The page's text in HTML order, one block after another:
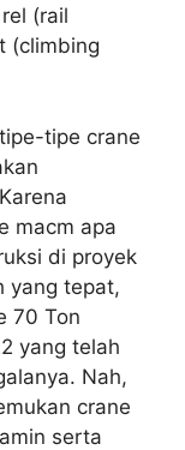
(rail
(climbing
tipe crane
macm apa
di proyek
yang tepat,
70 Ton
yang telah
Nah,
crane
serta